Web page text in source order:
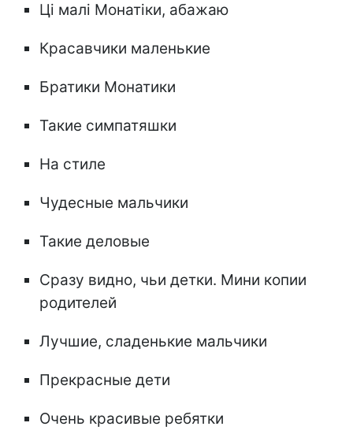
Ці малі Монатіки, абажаю
Красавчики маленькие
Братики Монатики
Такие симпатяшки
На стиле
Чудесные мальчики
Такие деловые
Сразу видно, чьи детки. Мини копии
родителей
Лучшие, сладенькие мальчики
Прекрасные дети
Очень красивые ребятки